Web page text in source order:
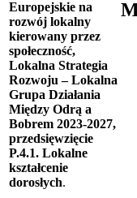
Europejskie na
rozwój lokalny
kierowany przez
społeczność,
Lokalna Strategia
Rozwoju – Lokalna
Grupa Działania
Między Odrą a
Bobrem 2023-2027,
przedsięwzięcie
P.4.1. Lokalne
kształcenie
dorosłych.